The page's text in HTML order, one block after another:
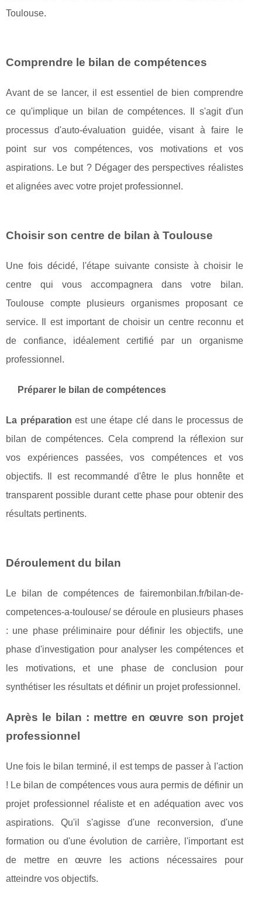
Toulouse.
Comprendre le bilan de compétences
Avant de se lancer, il est essentiel de bien comprendre
ce qu'implique un bilan de compétences. Il s'agit d'un
processus d'auto-évaluation guidée, visant à faire le
point sur vos compétences, vos motivations et vos
aspirations. Le but ? Dégager des perspectives réalistes
et alignées avec votre projet professionnel.
Choisir son centre de bilan à Toulouse
Une fois décidé, l'étape suivante consiste à choisir le
centre qui vous accompagnera dans votre bilan.
Toulouse compte plusieurs organismes proposant ce
service. Il est important de choisir un centre reconnu et
de confiance, idéalement certifié par un organisme
professionnel.
Préparer le bilan de compétences
La préparation est une étape clé dans le processus de
bilan de compétences. Cela comprend la réflexion sur
vos expériences passées, vos compétences et vos
objectifs. Il est recommandé d'être le plus honnête et
transparent possible durant cette phase pour obtenir des
résultats pertinents.
Déroulement du bilan
Le bilan de compétences de fairemonbilan.fr/bilan-de-
competences-a-toulouse/ se déroule en plusieurs phases
: une phase préliminaire pour définir les objectifs, une
phase d'investigation pour analyser les compétences et
les motivations, et une phase de conclusion pour
synthétiser les résultats et définir un projet professionnel.
Après le bilan : mettre en œuvre son projet
professionnel
Une fois le bilan terminé, il est temps de passer à l'action
! Le bilan de compétences vous aura permis de définir un
projet professionnel réaliste et en adéquation avec vos
aspirations. Qu'il s'agisse d'une reconversion, d'une
formation ou d'une évolution de carrière, l'important est
de mettre en œuvre les actions nécessaires pour
atteindre vos objectifs.